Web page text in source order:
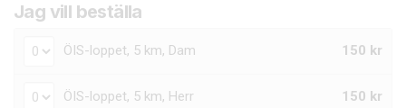
Jag vill beställa
ÖIS-loppet, 5 km, Dam 150 kr
ÖIS-loppet, 5 km, Herr 150 kr